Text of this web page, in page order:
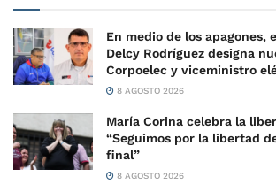
En medio de los apagones,
Delcy Rodríguez designa
Corpoelec y viceministro
8 AGOSTO 2026
María Corina celebra la
“Seguimos por la libertad
final”
8 AGOSTO 2026